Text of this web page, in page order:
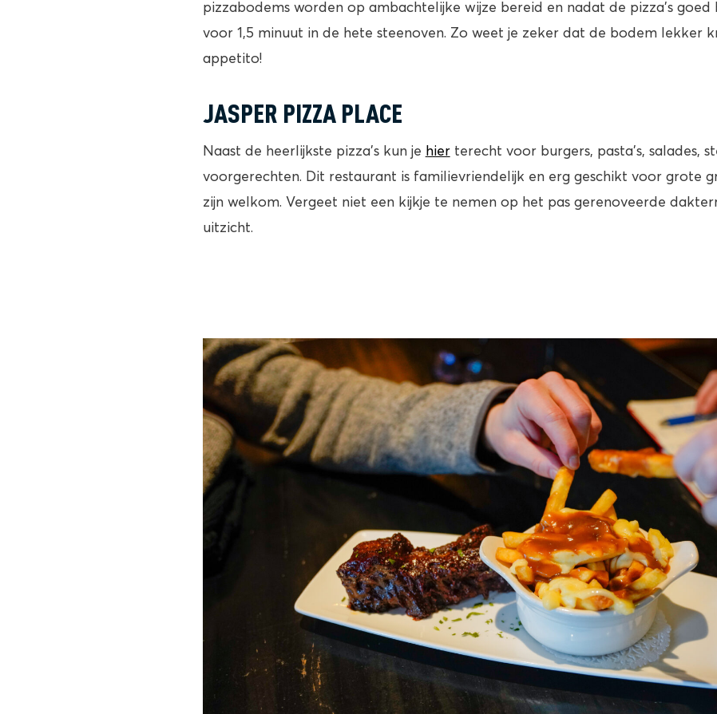
pizzabodems worden op ambachtelijke wijze bereid en nadat de pizza’s goed
voor 1,5 minuut in de hete steenoven. Zo weet je zeker dat de bodem lekker
appetito!
JASPER PIZZA PLACE
Naast de heerlijkste pizza’s kun je hierterecht voor burgers, pasta’s, salades,
voorgerechten. Dit restaurant is familievriendelijk en erg geschikt voor grote
zijn welkom. Vergeet niet een kijkje te nemen op het pas gerenoveerde
uitzicht.